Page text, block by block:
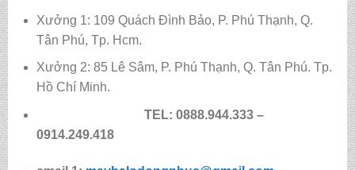
Xưởng 1: 109 Quách Đình Bảo, P. Phú Thạnh, Q.
Tân Phú, Tp. Hcm.
Xưởng 2: 85 Lê Sâm, P. Phú Thạnh, Q. Tân Phú. Tp.
Hồ Chí Minh.
TEL: 0888.944.333 –
0914.249.418